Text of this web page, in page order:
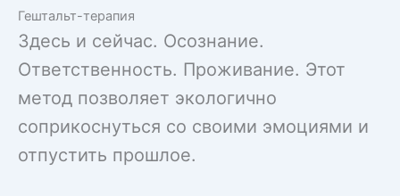
Гештальт-терапия
Здесь и сейчас. Осознание.
Ответственность. Проживание. Этот
метод позволяет экологично
соприкоснуться со своими эмоциями и
отпустить прошлое.